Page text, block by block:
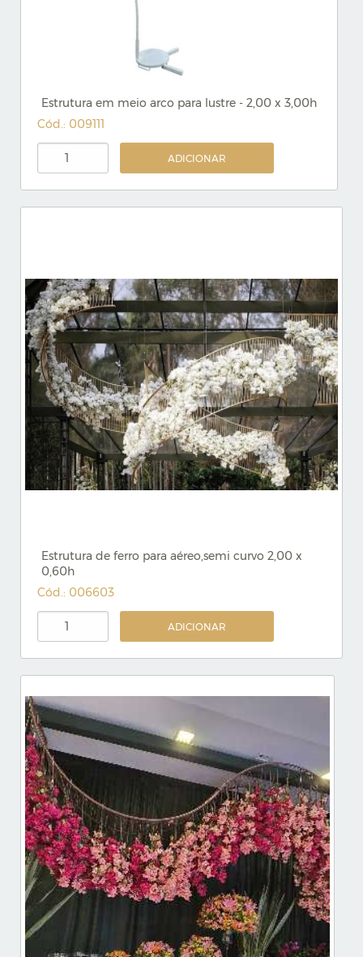
Estrutura em meio arco para lustre - 2,00 x 3,00h
Cód.: 009111
ADICIONAR
Estrutura de ferro para aéreo,semi curvo 2,00 x
0,60h
Cód.: 006603
ADICIONAR